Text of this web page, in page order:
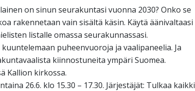
on sinun seurakuntasi vuonna 2030? Onko se
rakennetaan vain sisältä käsin. Käytä äänivaltaasi
listalle omassa seurakunnassasi.
puheenvuoroja ja vaalipaneelia. Ja
kiinnostuneita ympäri Suomea.
Kallion kirkossa.
26.6. klo 15.30 – 17.30. Järjestäjät: Tulkaa kaikki